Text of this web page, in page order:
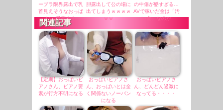
ーブラ限界露出で乳
首見えそうなおっぱ
い、最高！！
胆露出して公の場に
出てしまうｗｗｗｗ
ｗｗ
の中傷が酷すぎる…
AVで稼いだ金は「汚
い金」なのか
関連記事
【定期】おっぱいピ
アノさん、ピアノ要
素が行方不明になる
おっぱいピアノさ
ん、おっぱいとは全
く関係ないノーパン
になる
おっぱいピアノさ
ん、どんどん過激に
なってる・・・・